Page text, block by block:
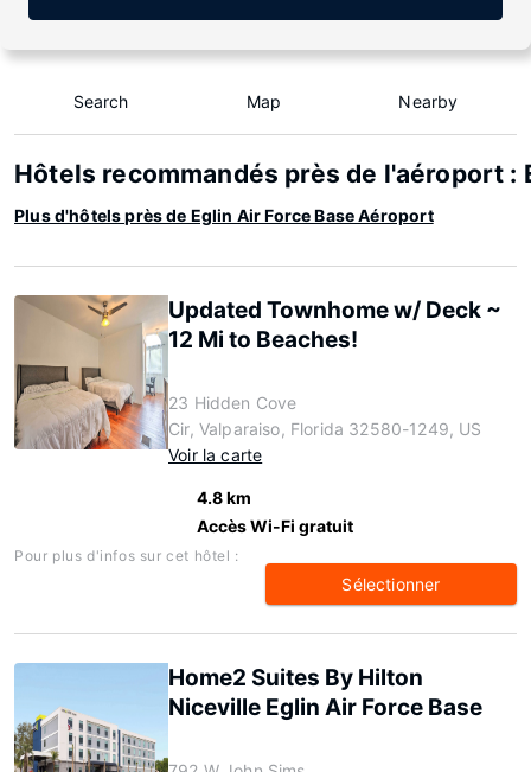
Search Map Nearby
Hôtels recommandés près de l'aéroport :
Plus d'hôtels près de Eglin Air Force Base Aéroport
Updated Townhome w/ Deck ~
12 Mi to Beaches!
23 Hidden Cove
Cir, Valparaiso, Florida 32580-1249, US
Voir la carte
4.8 km
Accès Wi-Fi gratuit
Pour plus d'infos sur cet hôtel :
Sélectionner
Home2 Suites By Hilton
Niceville Eglin Air Force Base